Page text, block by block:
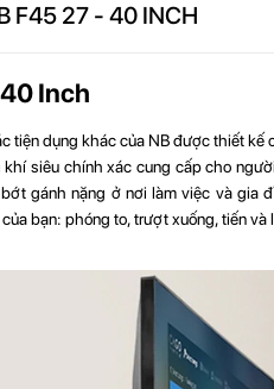
F45 27 - 40 INCH
Inch
tiện dụng khác của NB được thiết
siêu chính xác cung cấp cho
gánh nặng ở nơi làm việc và gia
bạn: phóng to, trượt xuống, tiến